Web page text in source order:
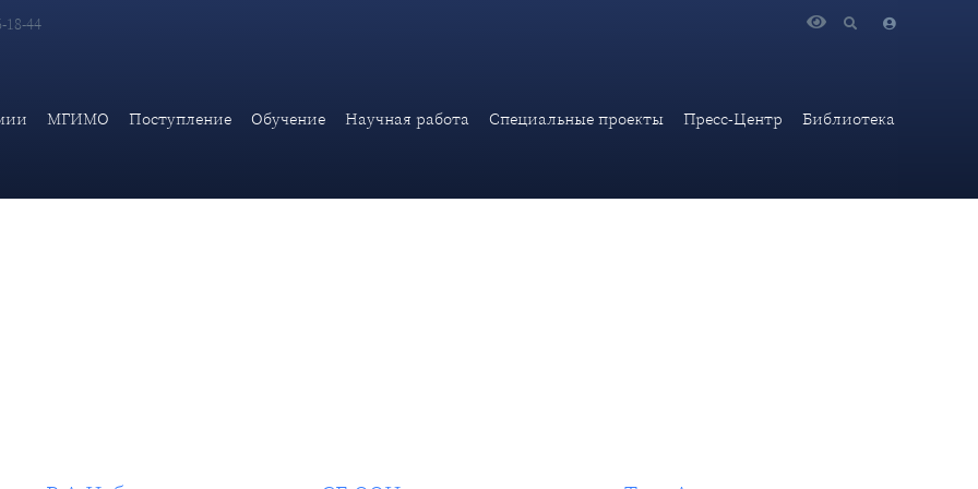
18-44
МГИМО Поступление Обучение Научная работа Специальные проекты Пресс-Центр Библиотека
В.А.Небензи на заседании СБ ООН в связи с ударами по Тель-Авиву